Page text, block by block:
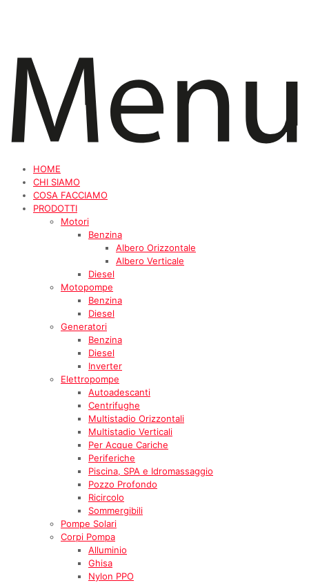
HOME
CHI SIAMO
COSA FACCIAMO
PRODOTTI
Motori
Benzina
Albero Orizzontale
Albero Verticale
Diesel
Motopompe
Benzina
Diesel
Generatori
Benzina
Diesel
Inverter
Elettropompe
Autoadescanti
Centrifughe
Multistadio Orizzontali
Multistadio Verticali
Per Acque Cariche
Periferiche
Piscina, SPA e Idromassaggio
Pozzo Profondo
Ricircolo
Sommergibili
Pompe Solari
Corpi Pompa
Alluminio
Ghisa
Nylon PPO